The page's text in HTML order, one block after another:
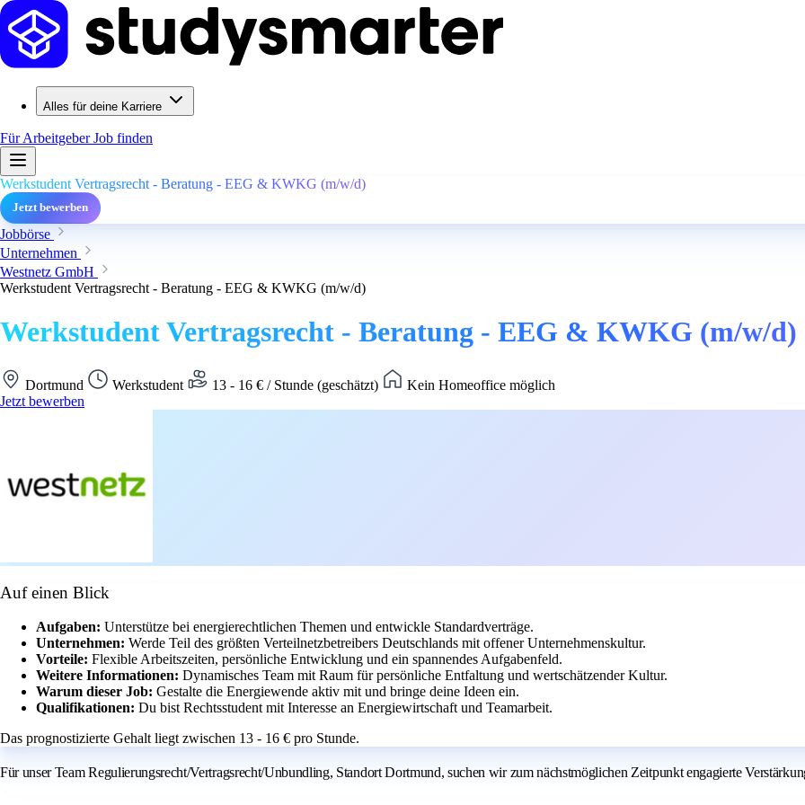
Alles für deine Karriere
Für ArbeitgeberJob finden
Werkstudent Vertragsrecht - Beratung - EEG & KWKG (m/w/d)
Jetzt bewerben
Jobbörse
Unternehmen
Westnetz GmbH
Werkstudent Vertragsrecht - Beratung - EEG & KWKG (m/w/d)
Werkstudent Vertragsrecht - Beratung - EEG & KWKG (m/w/d)
Dortmund Werkstudent 13 - 16 € / Stunde (geschätzt)
Kein Homeoffice möglich
Jetzt bewerben
Auf einen Blick
Aufgaben: Unterstütze bei energierechtlichen Themen und entwickle Standardverträge.
Unternehmen: Werde Teil des größten Verteilnetzbetreibers Deutschlands mit offener Unternehmenskultur.
Vorteile: Flexible Arbeitszeiten, persönliche Entwicklung und ein spannendes Aufgabenfeld.
Weitere Informationen: Dynamisches Team mit Raum für persönliche Entfaltung und wertschätzender Kultur.
Warum dieser Job: Gestalte die Energiewende aktiv mit und bringe deine Ideen ein.
Qualifikationen: Du bist Rechtsstudent mit Interesse an Energiewirtschaft und Teamarbeit.
Das prognostizierte Gehalt liegt zwischen 13 - 16 € pro Stunde.
Für unser Team Regulierungsrecht/Vertragsrecht/Unbundling, Standort Dortmund, suchen wir zum nächstmöglichen Zeitpunkt engagierte